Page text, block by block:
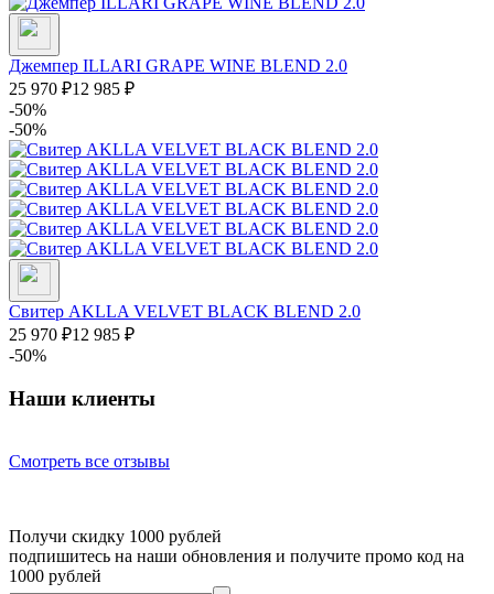
Джемпер ILLARI GRAPE WINE BLEND 2.0
25 970 ₽12 985 ₽
-50%
-50%
Свитер AKLLA VELVET BLACK BLEND 2.0
25 970 ₽12 985 ₽
-50%
Наши клиенты
Смотреть все отзывы
Получи скидку 1000 рублей
подпишитесь на наши обновления и получите промо код на
1000 рублей